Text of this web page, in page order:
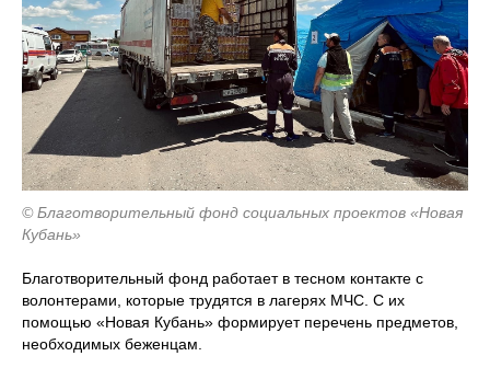
© Благотворительный фонд социальных проектов «Новая
Кубань»
Благотворительный фонд работает в тесном контакте с
волонтерами, которые трудятся в лагерях МЧС. С их
помощью «Новая Кубань» формирует перечень предметов,
необходимых беженцам.